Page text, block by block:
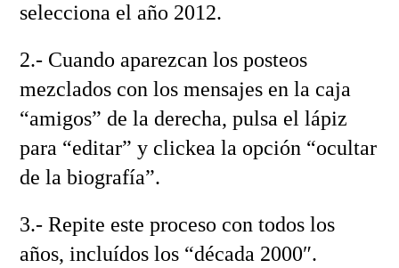
selecciona el año 2012.
2.- Cuando aparezcan los posteos
mezclados con los mensajes en la caja
“amigos” de la derecha, pulsa el lápiz
para “editar” y clickea la opción “ocultar
de la biografía”.
3.- Repite este proceso con todos los
años, incluídos los “década 2000″.